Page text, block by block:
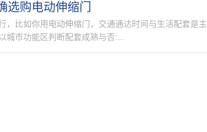
购电动伸缩门
，比如你用电动伸缩门，交通通达时间与生活配套是主
城市功能区判断配套成熟与否:...